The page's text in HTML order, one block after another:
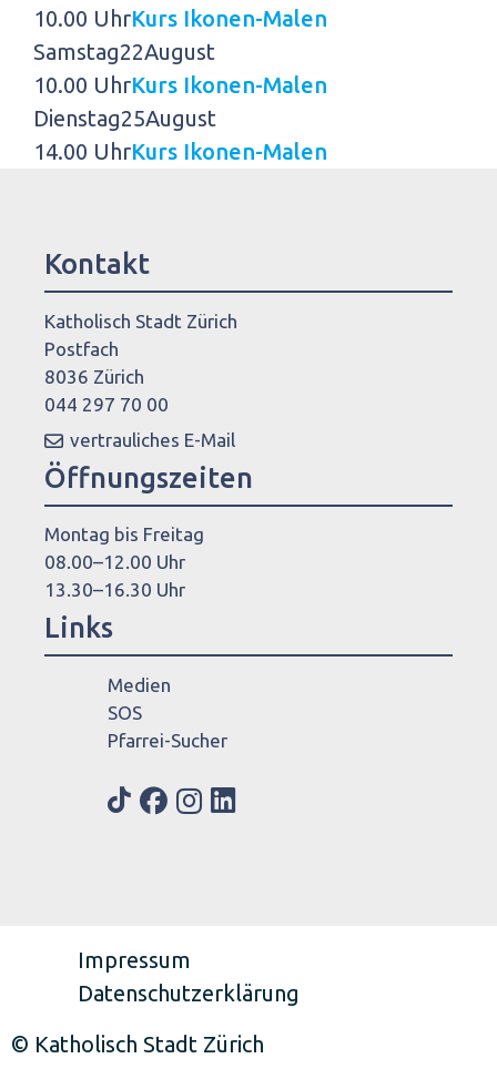
10.00 UhrKurs Ikonen-Malen
Samstag22August
10.00 UhrKurs Ikonen-Malen
Dienstag25August
14.00 UhrKurs Ikonen-Malen
Kontakt
Katholisch Stadt Zürich
Postfach
8036 Zürich
044 297 70 00
vertrauliches E-Mail
Öffnungszeiten
Montag bis Freitag
08.00–12.00 Uhr
13.30–16.30 Uhr
Links
Medien
SOS
Pfarrei-Sucher
Impressum
Datenschutzerklärung
© Katholisch Stadt Zürich